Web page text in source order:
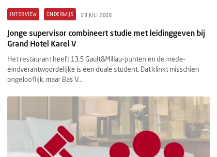
INTERVIEW ONDERWIJS 23 JULI 2026
Jonge supervisor combineert studie met leidinggeven bij
Grand Hotel Karel V
Het restaurant heeft 13,5 Gault&Millau-punten en de mede-
eindverantwoordelijke is een duale student. Dat klinkt misschien
ongelooflijk, maar Bas V...